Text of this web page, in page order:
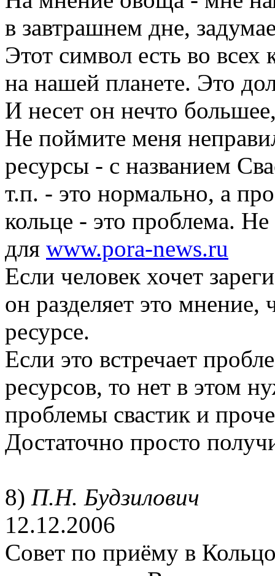
в завтрашнем дне,
Этот символ есть во всех
на нашей планете. Это
И несет он нечто
Не поймите меня
ресурсы - с названием
т.п. - это нормально, а
кольце - это проблема.
для www.pora-news.ru
Если человек хочет
он разделяет это мнение,
ресурсе.
Если это встречает
ресурсов, то нет в этом
проблемы свастик и
Достаточно просто
8) П.Н. Будзилович
12.12.2006
Совет по приёму в